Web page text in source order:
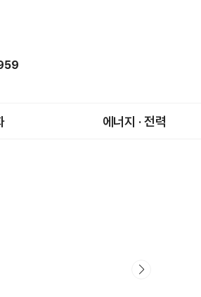
에너지 · 전력